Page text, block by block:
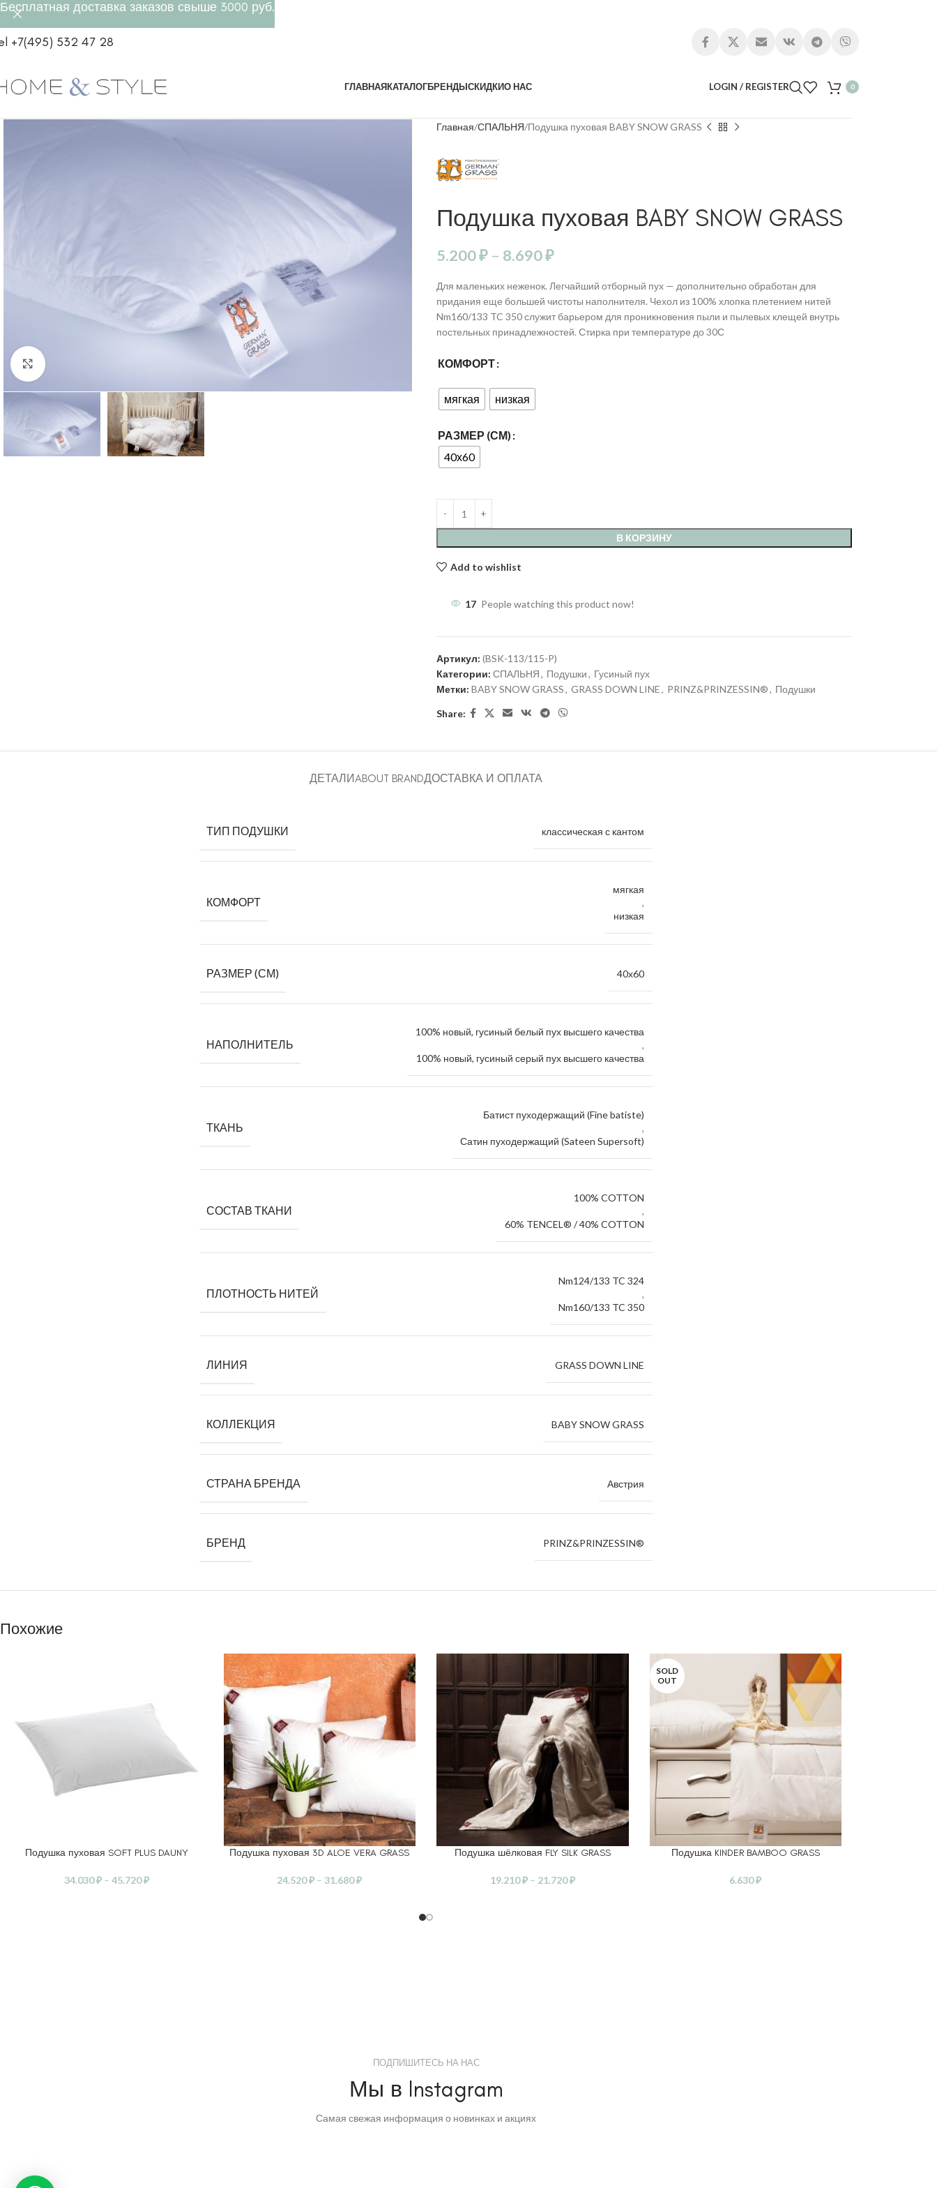
+7(495) 532 47 28
ГЛАВНАЯКАТАЛОГБРЕНДЫСКИДКИО НАС LOGIN / REGISTER 0
Главная СПАЛЬНЯ Подушка пуховая BABY SNOW GRASS
Подушка пуховая BABY SNOW GRASS
5.200₽ – 8.690₽
Для маленьких неженок. Легчайший отборный пух — дополнительно обработан для
придания еще большей чистоты наполнителя. Чехол из 100% хлопка плетением нитей
Nm160/133 TC 350 служит барьером для проникновения пыли и пылевых клещей внутрь
постельных принадлежностей. Стирка при температуре до 30С
КОМФОРТ
мягкая низкая
РАЗМЕР (СМ)
40х60
В КОРЗИНУ
Add to wishlist
17 People watching this product now!
Артикул: (BSK-113/115-P)
Категории: СПАЛЬНЯ, Подушки, Гусиный пух
Метки: BABY SNOW GRASS, GRASS DOWN LINE, PRINZ&PRINZESSIN®, Подушки
Share:
ДЕТАЛИABOUT BRANDДОСТАВКА И ОПЛАТА
ТИП ПОДУШКИ классическая с кантом
КОМФОРТ
мягкая
,
низкая
РАЗМЕР (СМ) 40х60
НАПОЛНИТЕЛЬ
100% новый, гусиный белый пух высшего качества
,
100% новый, гусиный серый пух высшего качества
ТКАНЬ
Батист пуходержащий (Fine batiste)
,
Сатин пуходержащий (Sateen Supersoft)
СОСТАВ ТКАНИ
100% COTТON
,
60% TENCEL® / 40% COTТON
ПЛОТНОСТЬ НИТЕЙ
Nm124/133 TC 324
,
Nm160/133 TC 350
ЛИНИЯ GRASS DOWN LINE
КОЛЛЕКЦИЯ BABY SNOW GRASS
СТРАНА БРЕНДА Австрия
БРЕНД PRINZ&PRINZESSIN®
Похожие
ВЫБЕРИТЕ ПАРАМЕТРЫ
Подушка пуховая SOFT PLUS DAUNY
34.030₽ – 45.720₽
ВЫБЕРИТЕ ПАРАМЕТРЫ
Подушка пуховая 3D ALOE VERA GRASS
24.520₽ – 31.680₽
ВЫБЕРИТЕ ПАРАМЕТРЫ
Подушка шёлковая FLY SILK GRASS
19.210₽ – 21.720₽
SOLD
OUT
ЧИТАТЬ ДАЛЕЕ
Подушка KINDER BAMBOO GRASS
6.630₽
ПОДПИШИТЕСЬ НА НАС
Мы в Instagram
Самая свежая информация о новинках и акциях
Бесплатная доставка заказов свыше 3000 руб.